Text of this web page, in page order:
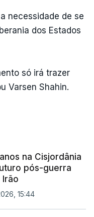
necessidade de se
dos Estados
só irá trazer
Varsen Shahin.
na Cisjordânia
pós-guerra
15:44